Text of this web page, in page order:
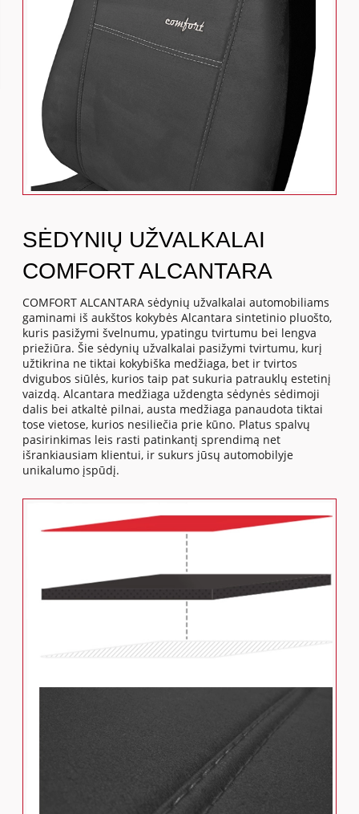
SĖDYNIŲ UŽVALKALAI
COMFORT ALCANTARA
COMFORT ALCANTARA sėdynių užvalkalai automobiliams
gaminami iš aukštos kokybės Alcantara sintetinio pluošto,
kuris pasižymi švelnumu, ypatingu tvirtumu bei lengva
priežiūra. Šie sėdynių užvalkalai pasižymi tvirtumu, kurį
užtikrina ne tiktai kokybiška medžiaga, bet ir tvirtos
dvigubos siūlės, kurios taip pat sukuria patrauklų estetinį
vaizdą. Alcantara medžiaga uždengta sėdynės sėdimoji
dalis bei atkaltė pilnai, austa medžiaga panaudota tiktai
tose vietose, kurios nesiliečia prie kūno. Platus spalvų
pasirinkimas leis rasti patinkantį sprendimą net
išrankiausiam klientui, ir sukurs jūsų automobilyje
unikalumo įspūdį.